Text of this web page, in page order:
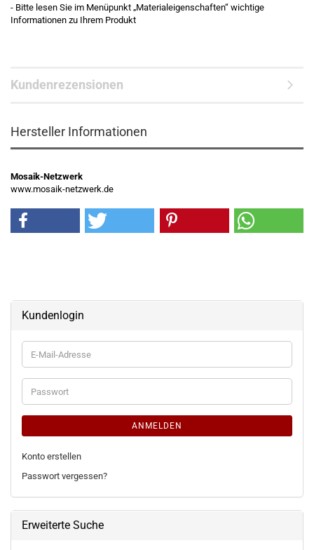
- Bitte lesen Sie im Menüpunkt „Materialeigenschaften“ wichtige
Informationen zu Ihrem Produkt
Kundenrezensionen
Hersteller Informationen
Mosaik-Netzwerk
www.mosaik-netzwerk.de
Kundenlogin
E-
Mail-
Adresse
Passwort
ANMELDEN
Konto erstellen
Passwort vergessen?
Erweiterte Suche